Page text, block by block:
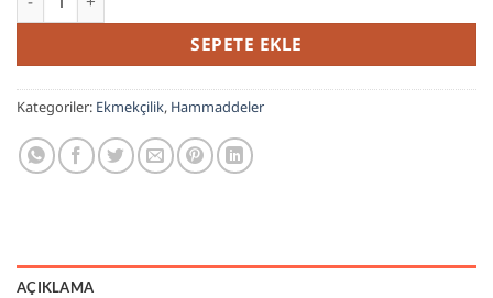
SEPETE EKLE
Kategoriler: Ekmekçilik, Hammaddeler
AÇIKLAMA